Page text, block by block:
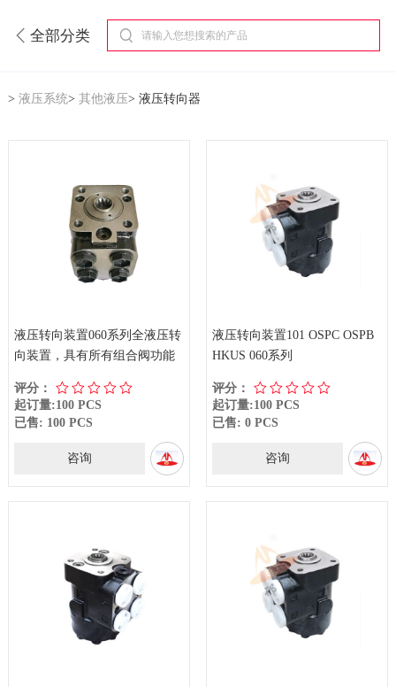
全部分类
> 液压系统> 其他液压> 液压转向器
液压转向装置060系列全液压转
向装置，具有所有组合阀功能
评分：
起订量:100 PCS
已售: 100 PCS
咨询
液压转向装置101 OSPC OSPB
HKUS 060系列
评分：
起订量:100 PCS
已售: 0 PCS
咨询